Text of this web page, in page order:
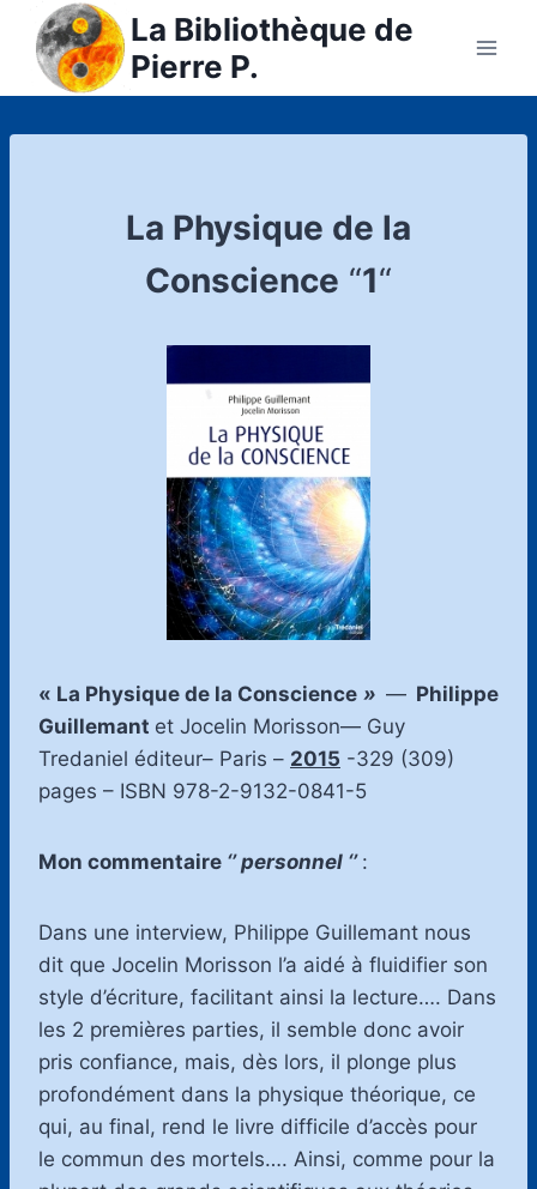
content
La Bibliothèque de
Pierre P.
La Physique de la
Conscience “1“
« La Physique de la Conscience » — Philippe
Guillemant et Jocelin Morisson— Guy
Tredaniel éditeur– Paris – 2015 -329 (309)
pages – ISBN 978-2-9132-0841-5
Mon commentaire ‘’ personnel ‘’ :
Dans une interview, Philippe Guillemant nous
dit que Jocelin Morisson l’a aidé à fluidifier son
style d’écriture, facilitant ainsi la lecture…. Dans
les 2 premières parties, il semble donc avoir
pris confiance, mais, dès lors, il plonge plus
profondément dans la physique théorique, ce
qui, au final, rend le livre difficile d’accès pour
le commun des mortels…. Ainsi, comme pour la